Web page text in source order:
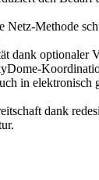
Netz-Methode
dank optionaler
in elektronisch
dank